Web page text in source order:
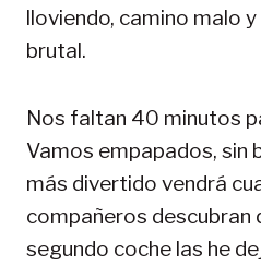
lloviendo, camino malo
brutal.
Nos faltan 40 minutos
Vamos empapados, sin
más divertido vendrá
compañeros descubran
segundo coche las he